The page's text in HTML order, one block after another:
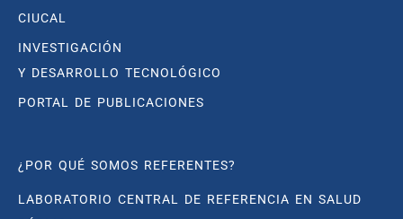
CIUCAL
INVESTIGACIÓN
Y DESARROLLO TECNOLÓGICO
PORTAL DE PUBLICACIONES
¿POR QUÉ SOMOS REFERENTES?
LABORATORIO CENTRAL DE REFERENCIA EN SALUD